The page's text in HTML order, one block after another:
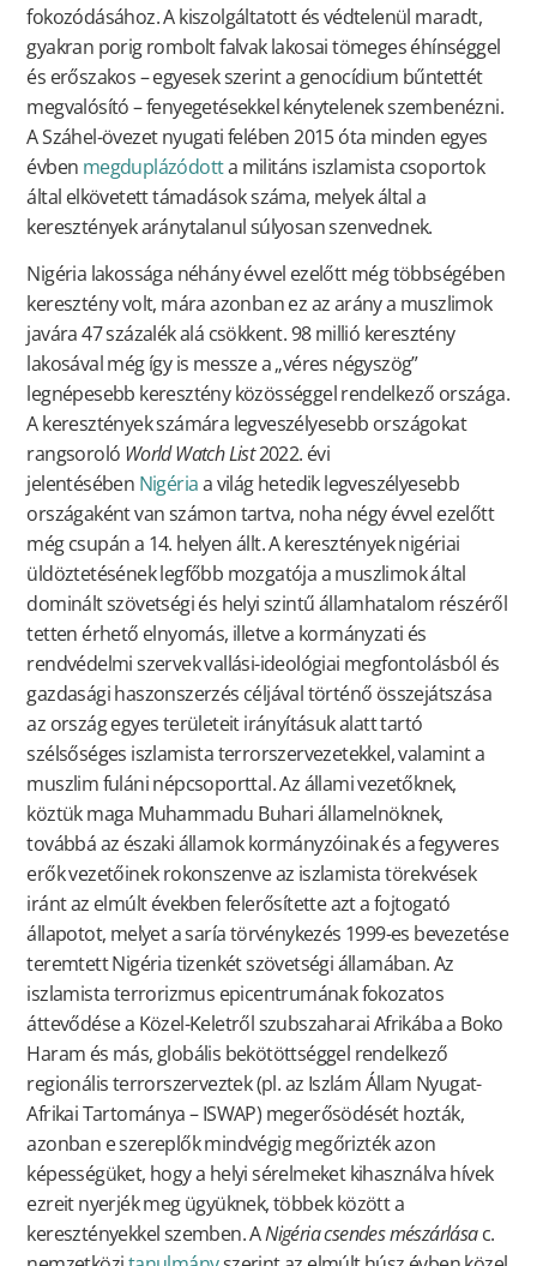
fokozódásához. A kiszolgáltatott és védtelenül maradt,
gyakran porig rombolt falvak lakosai tömeges éhínséggel
és erőszakos – egyesek szerint a genocídium bűntettét
megvalósító – fenyegetésekkel kénytelenek szembenézni.
A Száhel-övezet nyugati felében 2015 óta minden egyes
évben megduplázódotta militáns iszlamista csoportok
által elkövetett támadások száma, melyek által a
keresztények aránytalanul súlyosan szenvednek.
Nigéria lakossága néhány évvel ezelőtt még többségében
keresztény volt, mára azonban ez az arány a muszlimok
javára 47 százalék alá csökkent. 98 millió keresztény
lakosával még így is messze a „véres négyszög”
legnépesebb keresztény közösséggel rendelkező országa.
A keresztények számára legveszélyesebb országokat
rangsoroló World Watch List2022. évi
jelentésében Nigériaa világ hetedik legveszélyesebb
országaként van számon tartva, noha négy évvel ezelőtt
még csupán a 14. helyen állt. A keresztények nigériai
üldöztetésének legfőbb mozgatója a muszlimok által
dominált szövetségi és helyi szintű államhatalom részéről
tetten érhető elnyomás, illetve a kormányzati és
rendvédelmi szervek vallási-ideológiai megfontolásból és
gazdasági haszonszerzés céljával történő összejátszása
az ország egyes területeit irányításuk alatt tartó
szélsőséges iszlamista terrorszervezetekkel, valamint a
muszlim fuláni népcsoporttal. Az állami vezetőknek,
köztük maga Muhammadu Buhari államelnöknek,
továbbá az északi államok kormányzóinak és a fegyveres
erők vezetőinek rokonszenve az iszlamista törekvések
iránt az elmúlt években felerősítette azt a fojtogató
állapotot, melyet a saría törvénykezés 1999-es bevezetése
teremtett Nigéria tizenkét szövetségi államában. Az
iszlamista terrorizmus epicentrumának fokozatos
áttevődése a Közel-Keletről szubszaharai Afrikába a Boko
Haram és más, globális bekötöttséggel rendelkező
regionális terrorszerveztek (pl. az Iszlám Állam Nyugat-
Afrikai Tartománya – ISWAP) megerősödését hozták,
azonban e szereplők mindvégig megőrizték azon
képességüket, hogy a helyi sérelmeket kihasználva hívek
ezreit nyerjék meg ügyüknek, többek között a
keresztényekkel szemben. ANigéria csendes mészárlásac.